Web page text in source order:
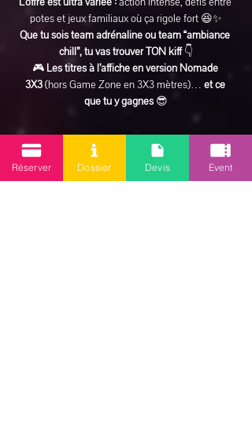
potes et jeux familiaux où ça rigole fort 😆✨
Que tu sois team adrénaline ou team “ambiance
chill”, tu vas trouver TON kiff 👇
🎮 Les titres à l’affiche en version Nomade
3X3 (hors Game Zone en 3X3 mètres)… et ce
que tu y gagnes 😎
En lire plus >
Réserver Dossier Devis Event